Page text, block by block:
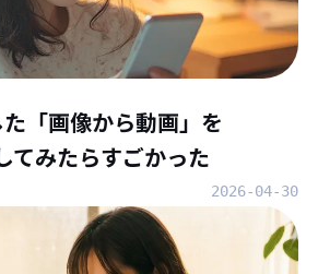
「画像から動画」を
てみたらすごかった
2026-04-30